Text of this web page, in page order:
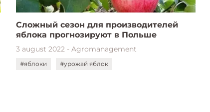
Сложный сезон для производителей
3 august 2022 - Agromanagement
#яблоки #урожай яблок